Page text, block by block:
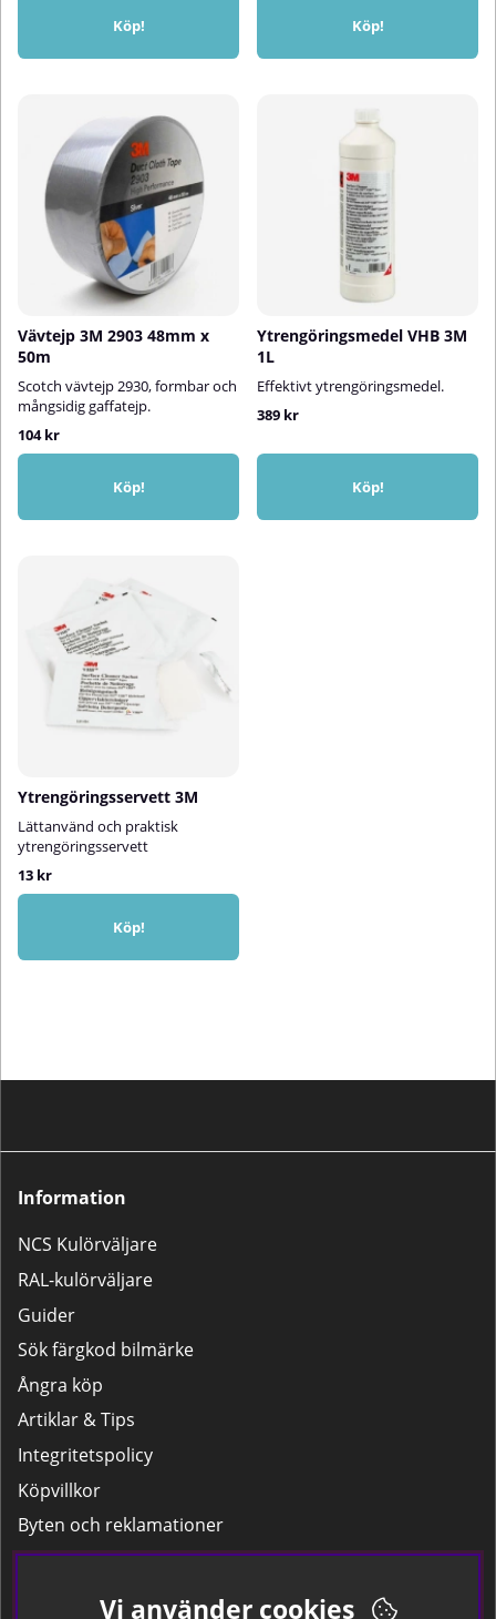
Köp! Köp!
Vävtejp 3M 2903 48mm x
50m
Scotch vävtejp 2930, formbar och
mångsidig gaffatejp.
104 kr
Köp!
Ytrengöringsmedel VHB 3M
1L
Effektivt ytrengöringsmedel.
389 kr
Köp!
Ytrengöringsservett 3M
Lättanvänd och praktisk
ytrengöringsservett
13 kr
Köp!
Information
NCS Kulörväljare
RAL-kulörväljare
Guider
Sök färgkod bilmärke
Ångra köp
Artiklar & Tips
Integritetspolicy
Köpvillkor
Byten och reklamationer
Leverans
Hitta färgkoden på bilen.
Vi använder cookies